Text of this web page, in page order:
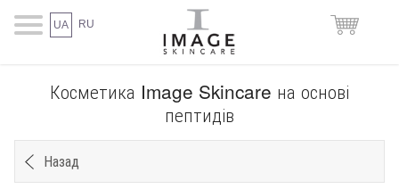
UA RU
Косметика Image Skincare на основі
пептидів
Назад